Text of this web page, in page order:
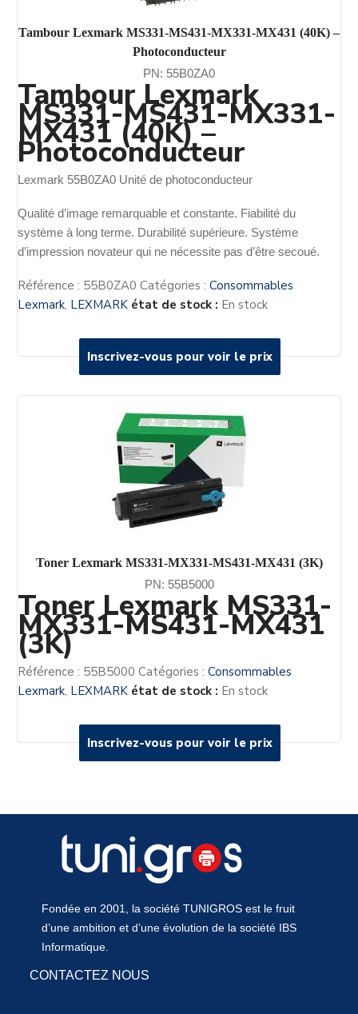
Tambour Lexmark MS331-MS431-MX331-MX431 (40K) –
Photoconducteur
Inscrivez-vous pour voir le prix
PN: 55B0ZA0
Tambour Lexmark
MS331-MS431-MX331-
MX431 (40K) –
Photoconducteur
Lexmark 55B0ZA0 Unité de photoconducteur
Qualité d’image remarquable et constante. Fiabilité du
système à long terme. Durabilité supérieure. Système
d’impression novateur qui ne nécessite pas d’être secoué.
Référence : 55B0ZA0 Catégories :Consommables
Lexmark, LEXMARK état de stock : En stock
Inscrivez-vous pour voir le prix
Toner Lexmark MS331-MX331-MS431-MX431 (3K)
Inscrivez-vous pour voir le prix
PN: 55B5000
Toner Lexmark MS331-
MX331-MS431-MX431
(3K)
Référence : 55B5000 Catégories :Consommables
Lexmark, LEXMARK état de stock : En stock
Inscrivez-vous pour voir le prix
Fondée en 2001, la société TUNIGROS est le fruit
d’une ambition et d’une évolution de la société IBS
Informatique.
CONTACTEZ NOUS